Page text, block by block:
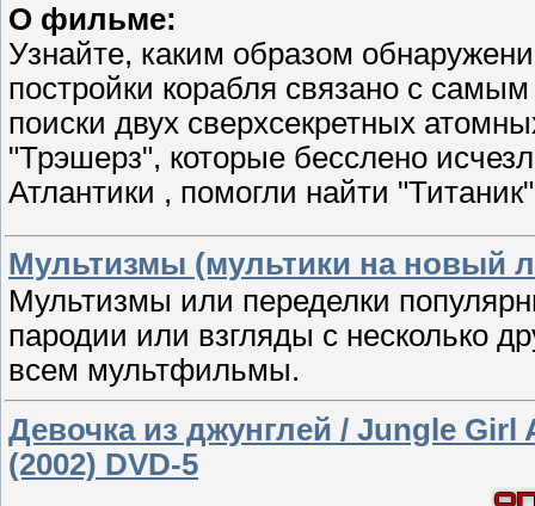
О фильме:
Узнайте, каким образом
постройки корабля связано с
поиски двух сверхсекретных
"Трэшерз", которые бесслено
Атлантики , помогли найти "Титаник"
Мультизмы (мультики на новый
Мультизмы или переделки
пародии или взгляды с несколько
всем мультфильмы.
Девочка из джунглей / Jungle
(2002) DVD-5